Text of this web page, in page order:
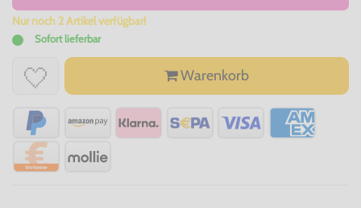
Nur noch 2 Artikel verfügbar!
Sofort lieferbar
Warenkorb